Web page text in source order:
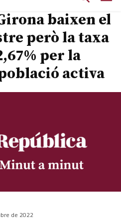
baixen el
però la taxa
per la
activa
de 2022